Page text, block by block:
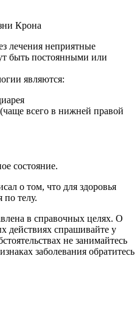
Крона
лечения неприятные
быть постоянными или
являются:
всего в нижней правой
состояние.
о том, что для здоровья
по телу.
в справочных целях. О
действиях спрашивайте у
не занимайтесь
заболевания обратитесь